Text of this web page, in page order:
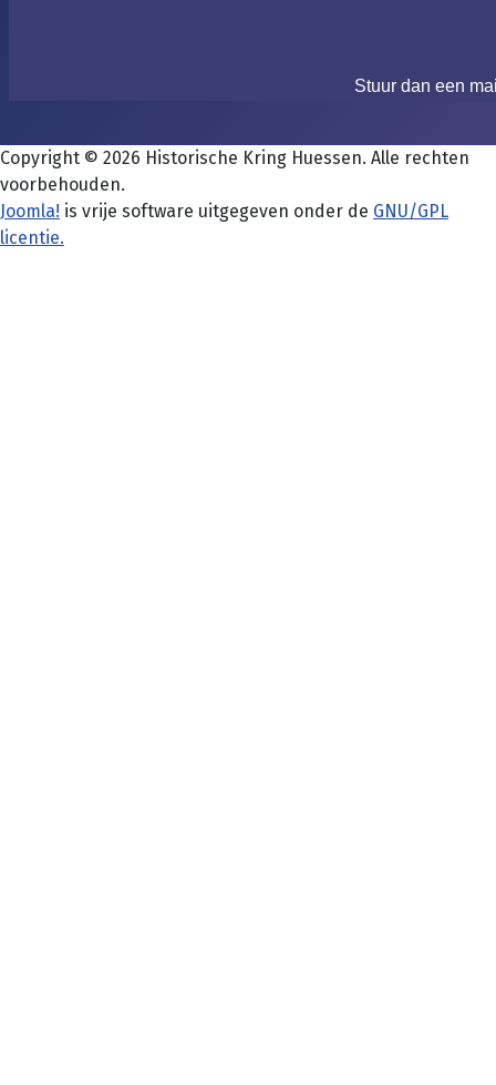
Stuur dan een
Copyright © 2026 Historische Kring Huessen. Alle rechten
voorbehouden.
Joomla! is vrije software uitgegeven onder de GNU/GPL
licentie.